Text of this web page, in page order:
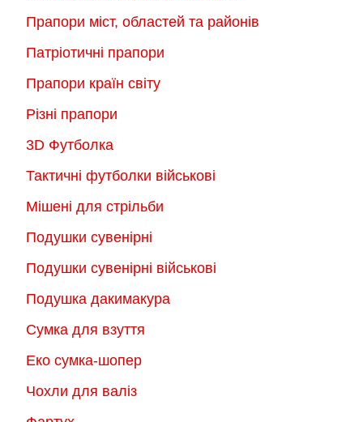
Прапори міст, областей та районів
Патріотичні прапори
Прапори країн світу
Різні прапори
3D Футболка
Тактичні футболки військові
Мішені для стрільби
Подушки сувенірні
Подушки сувенірні військові
Подушка дакимакура
Сумка для взуття
Еко сумка-шопер
Чохли для валіз